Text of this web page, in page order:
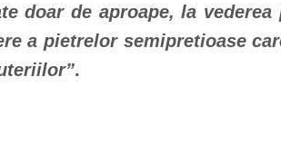
doar de aproape, la
a pietrelor semipretioase
.